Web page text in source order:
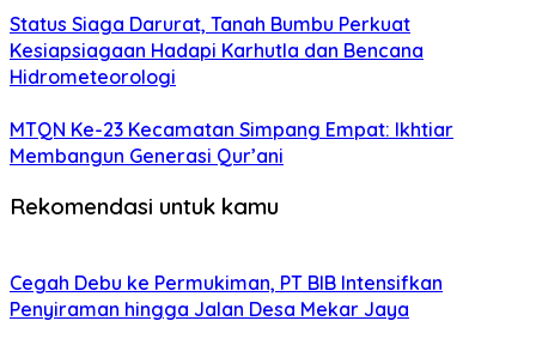
Status Siaga Darurat, Tanah Bumbu Perkuat
Kesiapsiagaan Hadapi Karhutla dan Bencana
Hidrometeorologi
MTQN Ke-23 Kecamatan Simpang Empat: Ikhtiar
Membangun Generasi Qur’ani
Rekomendasi untuk kamu
Cegah Debu ke Permukiman, PT BIB Intensifkan
Penyiraman hingga Jalan Desa Mekar Jaya